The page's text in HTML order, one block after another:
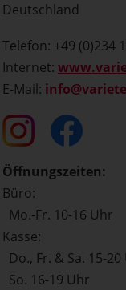
Deutschland
Telefon: +49 (0)234
Internet:
E-Mail:
Öffnungszeiten:
Büro:
Mo.-Fr. 10-16 Uhr
Kasse:
Do., Fr. & Sa. 15-
So. 16-19 Uhr